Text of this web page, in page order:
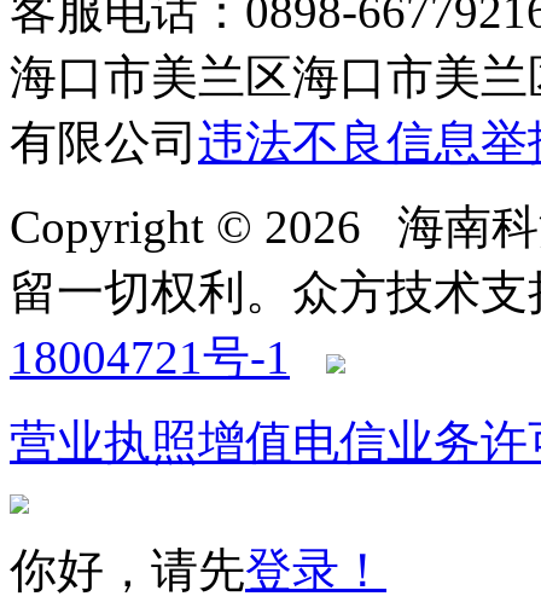
客服电话：0898-
海口市美兰区海口市美
有限公司 违法不良信息举
Copyright © 2026 海南
留一切权利。 众方技术支
18004721号-1
营业执照增值电信业务许
你好，请先登录！